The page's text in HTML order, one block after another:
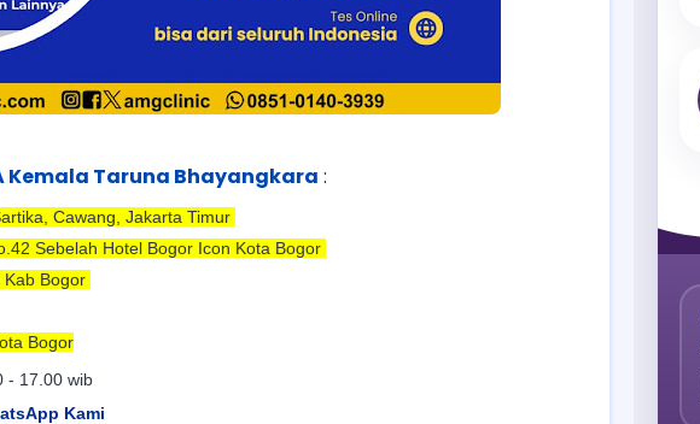
Kemala Taruna Bhayangkara :
Cawang, Jakarta Timur
Sebelah Hotel Bogor Icon Kota Bogor
Kab Bogor
Bogor
- 17.00 wib
Kami